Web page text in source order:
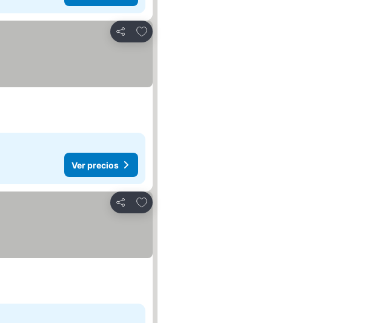
Compartir
Agregar a favoritos
Ver precios
Compartir
Agregar a favoritos